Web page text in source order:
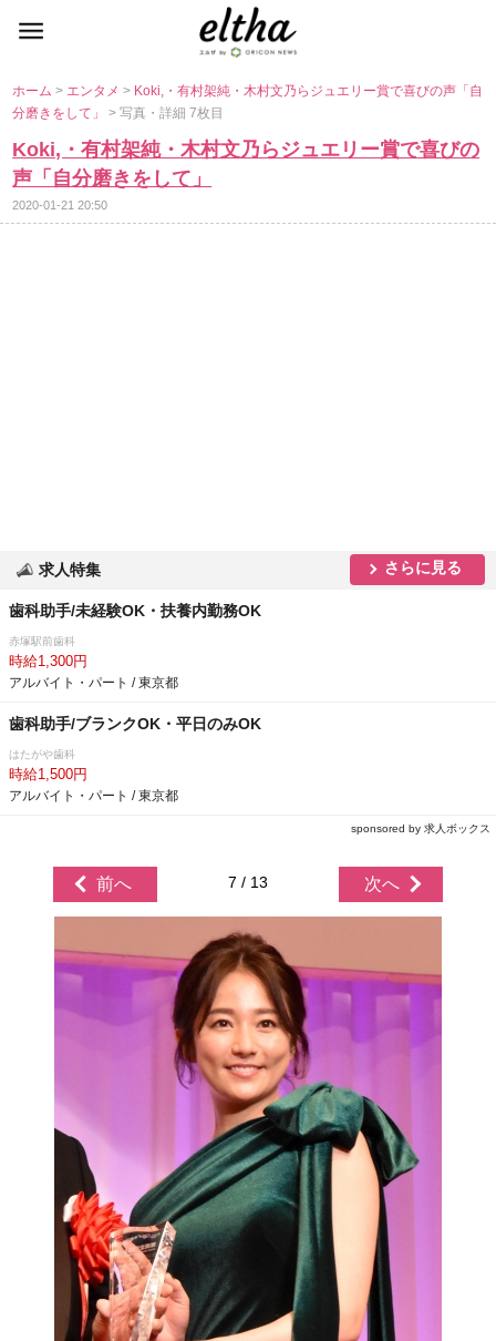
ホーム> エンタメ> Koki,・有村架純・木村文乃らジュエリー賞で喜びの声「自
分磨きをして」> 写真・詳細 7枚目
Koki,・有村架純・木村文乃らジュエリー賞で喜びの
声「自分磨きをして」
2020-01-21 20:50
求人特集 さらに見る
歯科助手/未経験OK・扶養内勤務OK
赤塚駅前歯科
時給1,300円
アルバイト・パート / 東京都
歯科助手/ブランクOK・平日のみOK
はたがや歯科
時給1,500円
アルバイト・パート / 東京都
sponsored by 求人ボックス
前へ 7 / 13 次へ